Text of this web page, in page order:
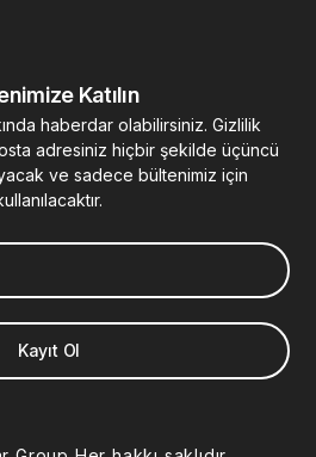
Katılın
haberdar olabilirsiniz. Gizlilik
adresiniz hiçbir şekilde üçüncü
ve sadece bültenimiz için
Kayıt Ol